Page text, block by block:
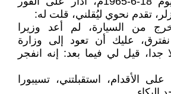
تقدم نحوي ليُقلني، قلت له:
من السيارة، لم أعد وزيرا
نفترق، عليك أن تعود إلى وزارة
جدا، قيل لي فيما بعد: إنه انفجر
الأقدام، استقبلتني، تسيبورا